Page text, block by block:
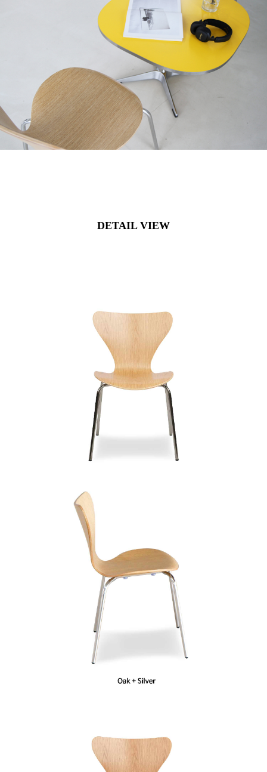
DETAIL VIEW